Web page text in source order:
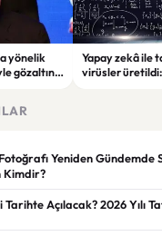
yönelik
gözaltına
Yapay zekâ ile
virüsler
Yeniden Gündemde
Kimdir?
Açılacak? 2026 Yılı